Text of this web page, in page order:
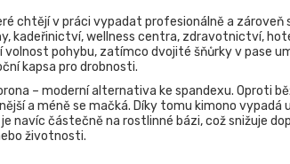
chtějí v práci vypadat profesionálně a zároveň
kadeřinictví, wellness centra, zdravotnictví,
pohybu, zatímco dvojité šňůrky v pase
kapsa pro drobnosti.
– moderní alternativa ke spandexu. Oproti
a méně se mačká. Díky tomu kimono vypadá
navíc částečně na rostlinné bázi, což snižuje
životnosti.